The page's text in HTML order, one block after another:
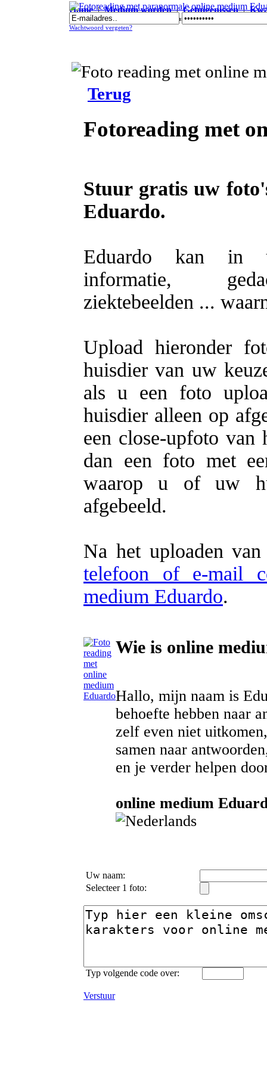
Home|Medium worden|Getuigenissen|
Fotoreading met paranormale online medium Eduardo
Wachtwoord vergeten?
Terug
Fotoreading met
Stuur gratis uw
Eduardo.
Eduardo kan in
informatie,
ziektebeelden ...
Upload hieronder
huisdier van uw
als u een foto
huisdier alleen op
een close-upfoto van
dan een foto met
waarop u of uw
afgebeeld.
Na het uploaden
telefoon of e-mail
medium Eduardo.
Wie is online
Hallo, mijn naam is
behoefte hebben naar
zelf even niet
samen naar
en je verder helpen
online medium
Uw naam:
Selecteer 1 foto:
Typ volgende code over:
Verstuur